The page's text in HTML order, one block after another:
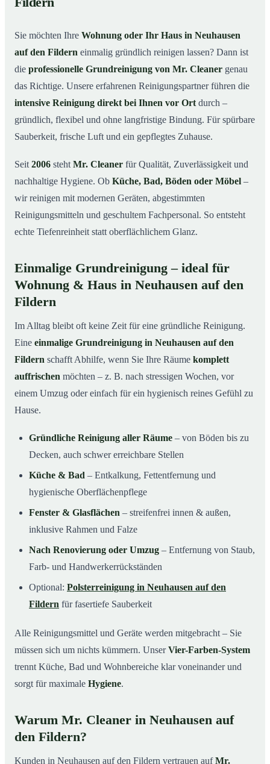
in Neuhausen auf den Fildern
So läuft die Grundreinigung in Neuhausen auf den
06Grundreinigung in Neuhausen auf den Fildern &
07 Jetzt kostenloses Angebot anfordern
Grundreinigung in Neuhausen auf den Fildern
Sie möchten Ihre Wohnung oder Ihr Haus in Neuhausen
auf den Fildern einmalig gründlich reinigen lassen? Dann ist
die professionelle Grundreinigung von Mr. Cleaner genau
das Richtige. Unsere erfahrenen Reinigungspartner führen die
intensive Reinigung direkt bei Ihnen vor Ort durch –
gründlich, flexibel und ohne langfristige Bindung. Für spürbare
Sauberkeit, frische Luft und ein gepflegtes Zuhause.
Seit 2006 steht Mr. Cleaner für Qualität, Zuverlässigkeit und
nachhaltige Hygiene. Ob Küche, Bad, Böden oder Möbel –
wir reinigen mit modernen Geräten, abgestimmten
Reinigungsmitteln und geschultem Fachpersonal. So entsteht
echte Tiefenreinheit statt oberflächlichem Glanz.
Einmalige Grundreinigung – ideal für
Wohnung & Haus in Neuhausen auf den
Fildern
Im Alltag bleibt oft keine Zeit für eine gründliche Reinigung.
Eine einmalige Grundreinigung in Neuhausen auf den
Fildern schafft Abhilfe, wenn Sie Ihre Räume komplett
auffrischen möchten – z. B. nach stressigen Wochen, vor
einem Umzug oder einfach für ein hygienisch reines Gefühl zu
Hause.
Gründliche Reinigung aller Räume – von Böden bis zu
Decken, auch schwer erreichbare Stellen
Küche & Bad – Entkalkung, Fettentfernung und
hygienische Oberflächenpflege
Fenster & Glasflächen – streifenfrei innen & außen,
inklusive Rahmen und Falze
Nach Renovierung oder Umzug – Entfernung von Staub,
Farb- und Handwerkerrückständen
Optional: Polsterreinigung in Neuhausen auf den
Fildern für fasertiefe Sauberkeit
Alle Reinigungsmittel und Geräte werden mitgebracht – Sie
müssen sich um nichts kümmern. UnserVier-Farben-System
trennt Küche, Bad und Wohnbereiche klar voneinander und
sorgt für maximale Hygiene.
Warum Mr. Cleaner in Neuhausen auf
den Fildern?
Kunden in Neuhausen auf den Fildern vertrauen aufMr.